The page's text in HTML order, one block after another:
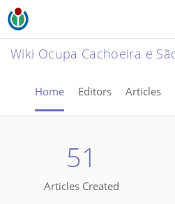
Home Editors Articles
51
Articles Created